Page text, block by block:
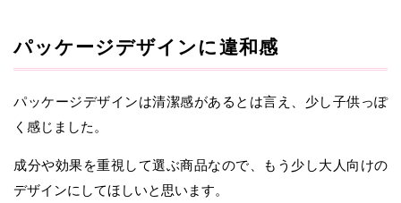
パッケージデザインに違和感
パッケージデザインは清潔感があるとは言え、少し子供っぽ
く感じました。
成分や効果を重視して選ぶ商品なので、もう少し大人向けの
デザインにしてほしいと思います。